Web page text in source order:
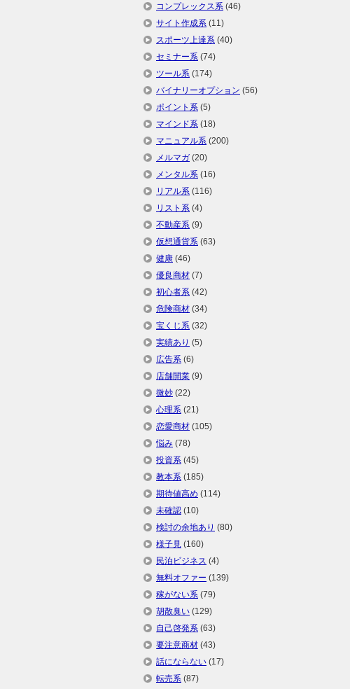
コンプレックス系 (46)
サイト作成系 (11)
スポーツ上達系 (40)
セミナー系 (74)
ツール系 (174)
バイナリーオプション (56)
ポイント系 (5)
マインド系 (18)
マニュアル系 (200)
メルマガ (20)
メンタル系 (16)
リアル系 (116)
リスト系 (4)
不動産系 (9)
仮想通貨系 (63)
健康 (46)
優良商材 (7)
初心者系 (42)
危険商材 (34)
宝くじ系 (32)
実績あり (5)
広告系 (6)
店舗開業 (9)
微妙 (22)
心理系 (21)
恋愛商材 (105)
悩み (78)
投資系 (45)
教本系 (185)
期待値高め (114)
未確認 (10)
検討の余地あり (80)
様子見 (160)
民泊ビジネス (4)
無料オファー (139)
稼がない系 (79)
胡散臭い (129)
自己啓発系 (63)
要注意商材 (43)
話にならない (17)
転売系 (87)